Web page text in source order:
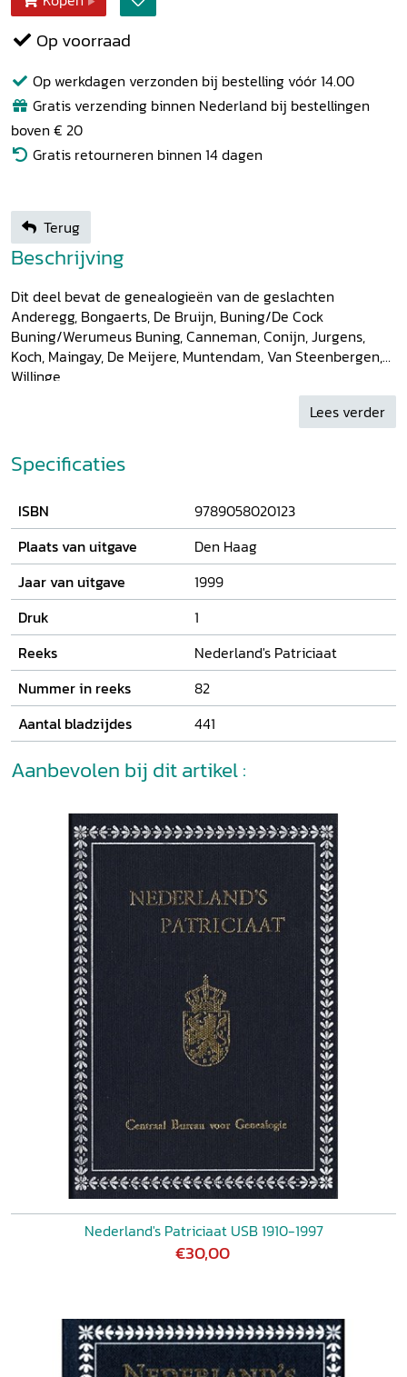
Op voorraad
Op werkdagen verzonden bij bestelling vóór 14.00
Gratis verzending binnen Nederland bij bestellingen
boven € 20
Gratis retourneren binnen 14 dagen
Terug
Beschrijving
Dit deel bevat de genealogieën van de geslachten
Anderegg, Bongaerts, De Bruijn, Buning/De Cock
Buning/Werumeus Buning, Canneman, Conijn, Jurgens,
Koch, Maingay, De Meijere, Muntendam, Van Steenbergen,
Willinge
Lees verder
Specificaties
ISBN
9789058020123
Plaats van uitgave
Den Haag
Jaar van uitgave
1999
Druk
1
Reeks
Nederland's Patriciaat
Nummer in reeks
82
Aantal bladzijdes
441
Aanbevolen bij dit artikel :
Nederland's Patriciaat USB 1910-1997
€30,00